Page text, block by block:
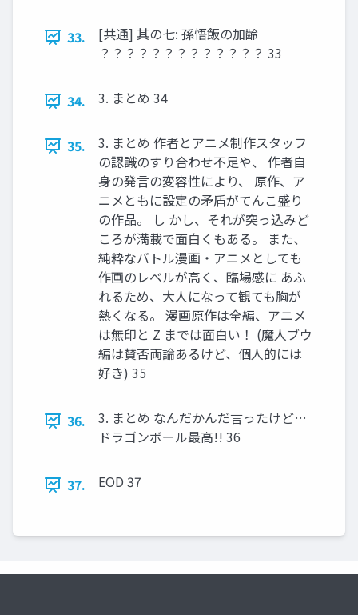
33.
[共通] 其の七: 孫悟飯の加齢
？？？？？？？？？？？？？ 33
34. 3. まとめ 34
35.
3. まとめ 作者とアニメ制作スタッフ
の認識のすり合わせ不足や、 作者自
身の発言の変容性により、 原作、ア
ニメともに設定の矛盾がてんこ盛り
の作品。 し かし、それが突っ込みど
ころが満載で面白くもある。 また、
純粋なバトル漫画・アニメとしても
作画のレベルが高く、臨場感に あふ
れるため、大人になって観ても胸が
熱くなる。 漫画原作は全編、アニメ
は無印と Z までは面白い！ (魔人ブウ
編は賛否両論あるけど、個人的には
好き) 35
36.
3. まとめ なんだかんだ言ったけど…
ドラゴンボール最高!! 36
37. EOD 37